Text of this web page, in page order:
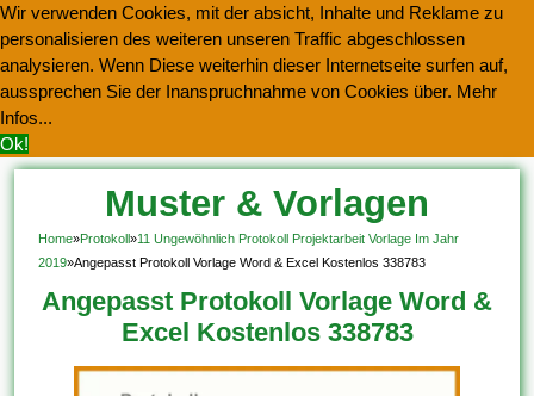
Wir verwenden Cookies, mit der absicht, Inhalte und Reklame zu
personalisieren des weiteren unseren Traffic abgeschlossen
analysieren. Wenn Diese weiterhin dieser Internetseite surfen auf,
aussprechen Sie der Inanspruchnahme von Cookies über. Mehr
Infos...
Ok!
Muster & Vorlagen
Kostenlos Herunterladen
Home»Protokoll»11 Ungewöhnlich Protokoll Projektarbeit Vorlage Im Jahr
2019»Angepasst Protokoll Vorlage Word & Excel Kostenlos 338783
Angepasst Protokoll Vorlage Word &
Excel Kostenlos 338783